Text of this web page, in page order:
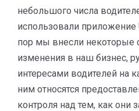
небольшого числа
использовали приложение
пор мы внесли некоторые
изменения в наш бизнес,
интересами водителей на
ним относятся
контроля над тем, как они